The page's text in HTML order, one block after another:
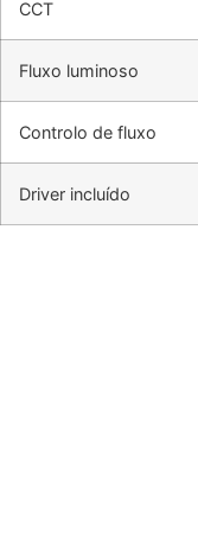
CCT
Fluxo luminoso
Controlo de fluxo
Driver incluído